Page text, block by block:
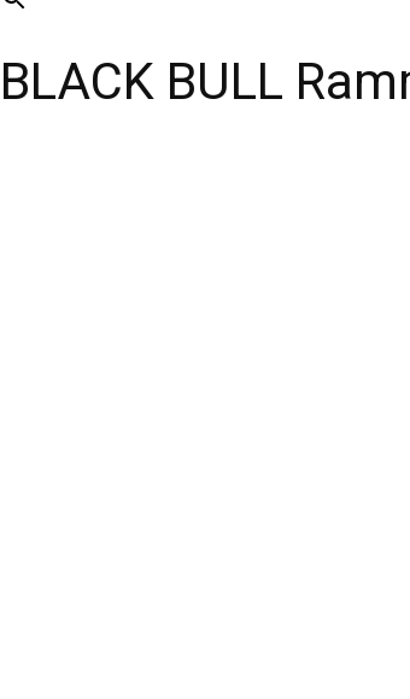
BLACK BULL